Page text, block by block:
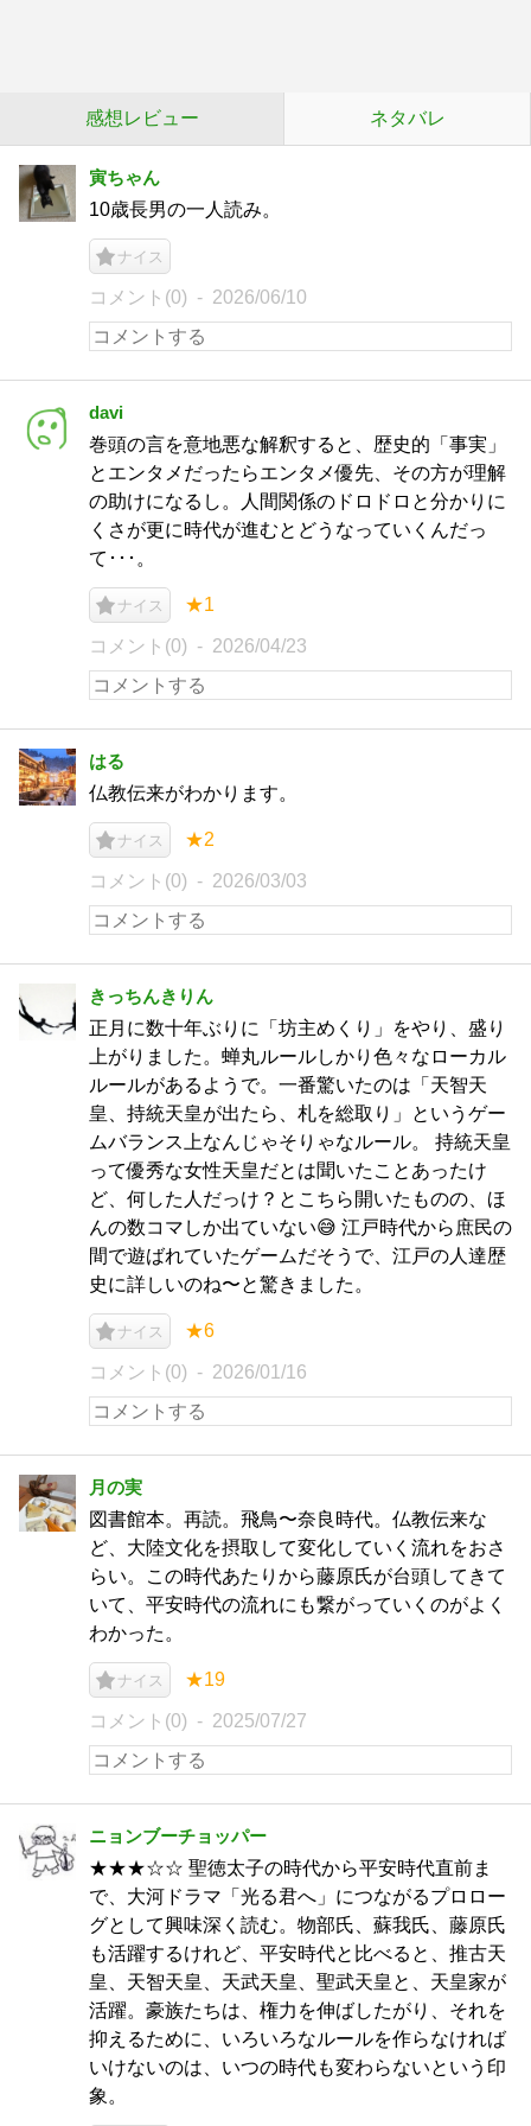
感想レビュー ネタバレ
寅ちゃん
10歳長男の一人読み。
ナイス
コメント(0) 2026/06/10
davi
巻頭の言を意地悪な解釈すると、歴史的「事実」
とエンタメだったらエンタメ優先、その方が理解
の助けになるし。人間関係のドロドロと分かりに
くさが更に時代が進むとどうなっていくんだっ
て･･･。
ナイス ★1
コメント(0) 2026/04/23
はる
仏教伝来がわかります。
ナイス ★2
コメント(0) 2026/03/03
きっちんきりん
正月に数十年ぶりに「坊主めくり」をやり、盛り
上がりました。蝉丸ルールしかり色々なローカル
ルールがあるようで。一番驚いたのは「天智天
皇、持統天皇が出たら、札を総取り」というゲー
ムバランス上なんじゃそりゃなルール。 持統天皇
って優秀な女性天皇だとは聞いたことあったけ
ど、何した人だっけ？とこちら開いたものの、ほ
んの数コマしか出ていない😅 江戸時代から庶民の
間で遊ばれていたゲームだそうで、江戸の人達歴
史に詳しいのね〜と驚きました。
ナイス ★6
コメント(0) 2026/01/16
月の実
図書館本。再読。飛鳥〜奈良時代。仏教伝来な
ど、大陸文化を摂取して変化していく流れをおさ
らい。この時代あたりから藤原氏が台頭してきて
いて、平安時代の流れにも繋がっていくのがよく
わかった。
ナイス ★19
コメント(0) 2025/07/27
ニョンブーチョッパー
★★★☆☆ 聖徳太子の時代から平安時代直前ま
で、大河ドラマ「光る君へ」につながるプロロー
グとして興味深く読む。物部氏、蘇我氏、藤原氏
も活躍するけれど、平安時代と比べると、推古天
皇、天智天皇、天武天皇、聖武天皇と、天皇家が
活躍。豪族たちは、権力を伸ばしたがり、それを
抑えるために、いろいろなルールを作らなければ
いけないのは、いつの時代も変わらないという印
象。